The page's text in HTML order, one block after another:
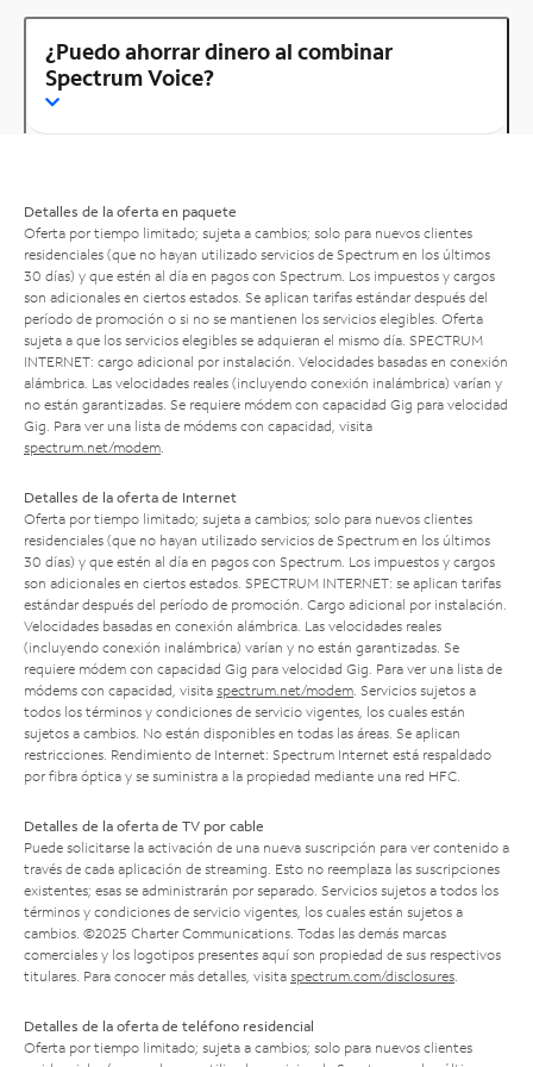
¿Puedo ahorrar dinero al combinar
Spectrum Voice?
Detalles de la oferta en paquete
Oferta por tiempo limitado; sujeta a cambios; solo para nuevos clientes
residenciales (que no hayan utilizado servicios de Spectrum en los últimos
30 días) y que estén al día en pagos con Spectrum. Los impuestos y cargos
son adicionales en ciertos estados. Se aplican tarifas estándar después del
período de promoción o si no se mantienen los servicios elegibles. Oferta
sujeta a que los servicios elegibles se adquieran el mismo día. SPECTRUM
INTERNET: cargo adicional por instalación. Velocidades basadas en conexión
alámbrica. Las velocidades reales (incluyendo conexión inalámbrica) varían y
no están garantizadas. Se requiere módem con capacidad Gig para velocidad
Gig. Para ver una lista de módems con capacidad, visita
spectrum.net/modem
Detalles de la oferta de Internet
Oferta por tiempo limitado; sujeta a cambios; solo para nuevos clientes
residenciales (que no hayan utilizado servicios de Spectrum en los últimos
30 días) y que estén al día en pagos con Spectrum. Los impuestos y cargos
son adicionales en ciertos estados. SPECTRUM INTERNET: se aplican tarifas
estándar después del período de promoción. Cargo adicional por instalación.
Velocidades basadas en conexión alámbrica. Las velocidades reales
(incluyendo conexión inalámbrica) varían y no están garantizadas. Se
requiere módem con capacidad Gig para velocidad Gig. Para ver una lista de
módems con capacidad, visita spectrum.net/modem . Servicios sujetos a
todos los términos y condiciones de servicio vigentes, los cuales están
sujetos a cambios. No están disponibles en todas las áreas. Se aplican
restricciones. Rendimiento de Internet: Spectrum Internet está respaldado
por fibra óptica y se suministra a la propiedad mediante una red HFC.
Detalles de la oferta de TV por cable
Puede solicitarse la activación de una nueva suscripción para ver contenido a
través de cada aplicación de streaming. Esto no reemplaza las suscripciones
existentes; esas se administrarán por separado. Servicios sujetos a todos los
términos y condiciones de servicio vigentes, los cuales están sujetos a
cambios. ©2025 Charter Communications. Todas las demás marcas
comerciales y los logotipos presentes aquí son propiedad de sus respectivos
titulares. Para conocer más detalles, visita spectrum.com/disclosures
Detalles de la oferta de teléfono residencial
Oferta por tiempo limitado; sujeta a cambios; solo para nuevos clientes